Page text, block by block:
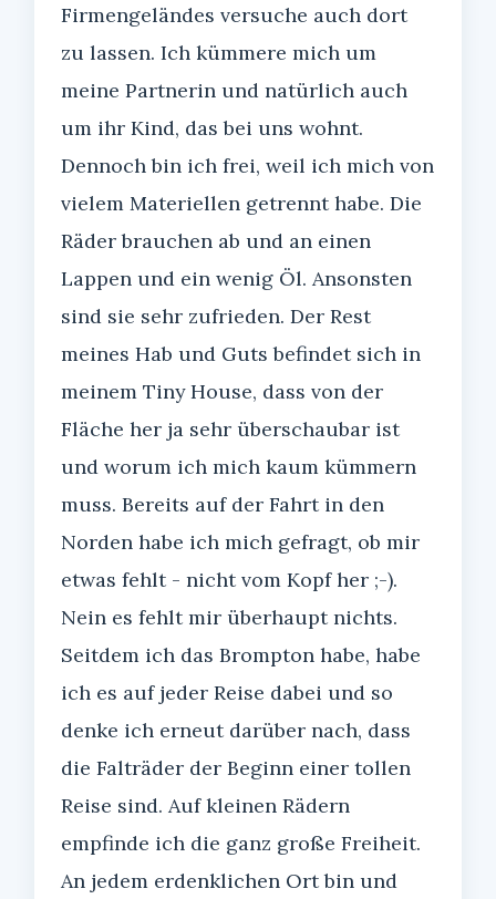
Firmengeländes versuche auch dort
zu lassen. Ich kümmere mich um
meine Partnerin und natürlich auch
um ihr Kind, das bei uns wohnt.
Dennoch bin ich frei, weil ich mich von
vielem Materiellen getrennt habe. Die
Räder brauchen ab und an einen
Lappen und ein wenig Öl. Ansonsten
sind sie sehr zufrieden. Der Rest
meines Hab und Guts befindet sich in
meinem Tiny House, dass von der
Fläche her ja sehr überschaubar ist
und worum ich mich kaum kümmern
muss. Bereits auf der Fahrt in den
Norden habe ich mich gefragt, ob mir
etwas fehlt - nicht vom Kopf her ;-).
Nein es fehlt mir überhaupt nichts.
Seitdem ich das Brompton habe, habe
ich es auf jeder Reise dabei und so
denke ich erneut darüber nach, dass
die Falträder der Beginn einer tollen
Reise sind. Auf kleinen Rädern
empfinde ich die ganz große Freiheit.
An jedem erdenklichen Ort bin und